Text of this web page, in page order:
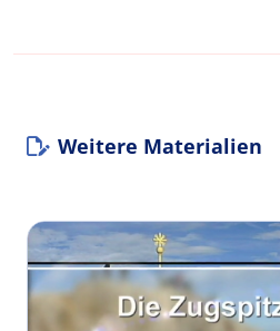
Weitere Materialien